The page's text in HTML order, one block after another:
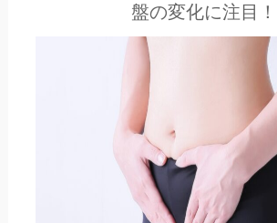
盤の変化に注目！